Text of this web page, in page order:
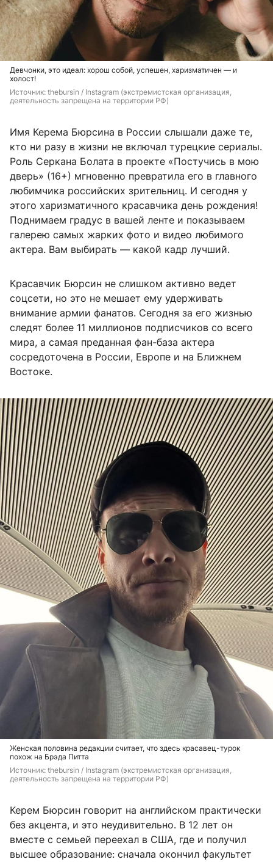
Девчонки, это идеал: хорош собой, успешен, харизматичен — и
холост!
Источник: thebursin / Instagram (экстремистская организация,
деятельность запрещена на территории РФ)
Имя Керема Бюрсина в России слышали даже те,
кто ни разу в жизни не включал турецкие сериалы.
Роль Серкана Болата в проекте «Постучись в мою
дверь» (16+) мгновенно превратила его в главного
любимчика российских зрительниц. И сегодня у
этого харизматичного красавчика день рождения!
Поднимаем градус в вашей ленте и показываем
галерею самых жарких фото и видео любимого
актера. Вам выбирать — какой кадр лучший.
Красавчик Бюрсин не слишком активно ведет
соцсети, но это не мешает ему удерживать
внимание армии фанатов. Сегодня за его жизнью
следят более 11 миллионов подписчиков со всего
мира, а самая преданная фан-база актера
сосредоточена в России, Европе и на Ближнем
Востоке.
Женская половина редакции считает, что здесь красавец-турок
похож на Брэда Питта
Источник: thebursin / Instagram (экстремистская организация,
деятельность запрещена на территории РФ)
Керем Бюрсин говорит на английском практически
без акцента, и это неудивительно. В 12 лет он
вместе с семьей переехал в США, где и получил
высшее образование: сначала окончил факультет